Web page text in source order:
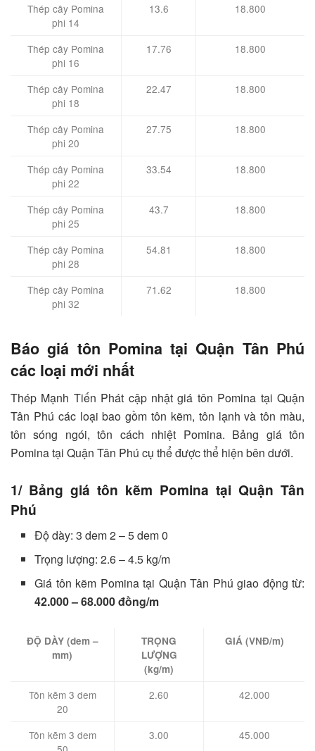
Thép cây Pomina
phi 14
13.6 18.800
Thép cây Pomina
phi 16
17.76 18.800
Thép cây Pomina
phi 18
22.47 18.800
Thép cây Pomina
phi 20
27.75 18.800
Thép cây Pomina
phi 22
33.54 18.800
Thép cây Pomina
phi 25
43.7 18.800
Thép cây Pomina
phi 28
54.81 18.800
Thép cây Pomina
phi 32
71.62 18.800
Báo giá tôn Pomina tại Quận Tân Phú
các loại mới nhất
Thép Mạnh Tiến Phát cập nhật giá tôn Pomina tại Quận
Tân Phú các loại bao gồm tôn kẽm, tôn lạnh và tôn màu,
tôn sóng ngói, tôn cách nhiệt Pomina. Bảng giá tôn
Pomina tại Quận Tân Phú cụ thể được thể hiện bên dưới.
1/ Bảng giá tôn kẽm Pomina tại Quận Tân
Phú
Độ dày: 3 dem 2 – 5 dem 0
Trọng lượng: 2.6 – 4.5 kg/m
Giá tôn kẽm Pomina tại Quận Tân Phú giao động từ:
42.000 – 68.000 đồng/m
ĐỘ DÀY (dem –
mm)
TRỌNG
LƯỢNG
(kg/m)
GIÁ (VNĐ/m)
Tôn kẽm 3 dem
20
2.60 42.000
Tôn kẽm 3 dem
3.00 45.000